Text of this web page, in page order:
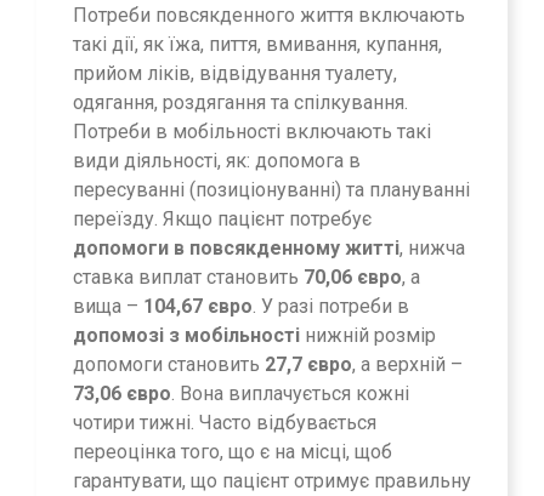
Потреби повсякденного життя включають
такі дії, як їжа, пиття, вмивання, купання,
прийом ліків, відвідування туалету,
одягання, роздягання та спілкування.
Потреби в мобільності включають такі
види діяльності, як: допомога в
пересуванні (позиціонуванні) та плануванні
переїзду. Якщо пацієнт потребує
допомоги в повсякденному житті, нижча
ставка виплат становить 70,06 євро, а
вища – 104,67 євро . У разі потреби в
допомозі з мобільності нижній розмір
допомоги становить 27,7 євро, а верхній –
73,06 євро . Вона виплачується кожні
чотири тижні. Часто відбувається
переоцінка того, що є на місці, щоб
гарантувати, що пацієнт отримує правильну